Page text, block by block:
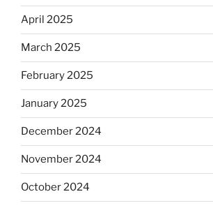
April 2025
March 2025
February 2025
January 2025
December 2024
November 2024
October 2024